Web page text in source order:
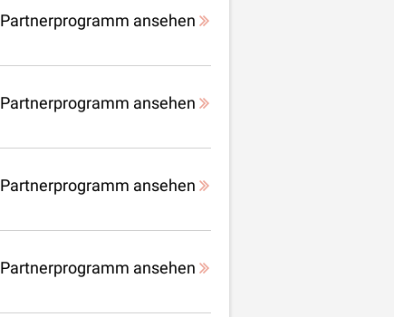
Partnerprogramm ansehen
Partnerprogramm ansehen
Partnerprogramm ansehen
Partnerprogramm ansehen